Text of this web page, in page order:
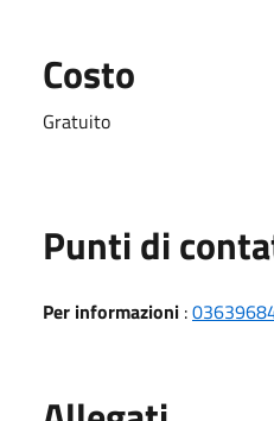
Costo
Gratuito
Punti di
Per informazioni :